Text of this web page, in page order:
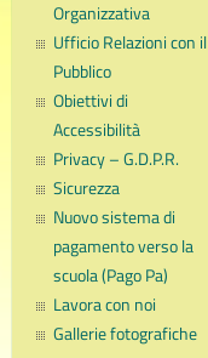
Organizzativa
Ufficio Relazioni con il
Pubblico
Obiettivi di
Accessibilità
Privacy – G.D.P.R.
Sicurezza
Nuovo sistema di
pagamento verso la
scuola (Pago Pa)
Lavora con noi
Gallerie fotografiche